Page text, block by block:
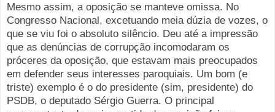
Mesmo assim, a oposição se manteve omissa. No
Congresso Nacional, excetuando meia dúzia de vozes, o
que se viu foi o absoluto silêncio. Deu até a impressão
que as denúncias de corrupção incomodaram os
próceres da oposição, que estavam mais preocupados
em defender seus interesses paroquiais. Um bom (e
triste) exemplo é o do presidente (sim, presidente) do
PSDB, o deputado Sérgio Guerra. O principal